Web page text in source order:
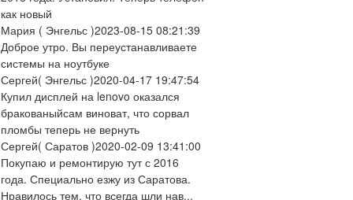
как новый
Мария ( Энгельс )2023-08-15 08:21:39
Доброе утро. Вы переустанавливаете
системы на ноутбуке
Сергей( Энгельс )2020-04-17 19:47:54
Купил дисплей на lenovo оказался
бракованыйсам виноват, что сорвал
пломбы теперь не вернуть
Сергей( Саратов )2020-02-09 13:41:00
Покупаю и ремонтирую тут с 2016
года. Специально езжу из Саратова.
Нравилось тем, что всегда шли нав...